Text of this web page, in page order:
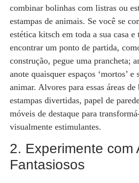
combinar bolinhas com listras ou
estampas de animais. Se você se
estética kitsch em toda a sua casa
encontrar um ponto de partida,
construção, pegue uma prancheta;
anote quaisquer espaços ‘mortos’ e
animar. Alvores para essas áreas
estampas divertidas, papel de
móveis de destaque para
visualmente estimulantes.
2. Experimente com
Fantasiosos